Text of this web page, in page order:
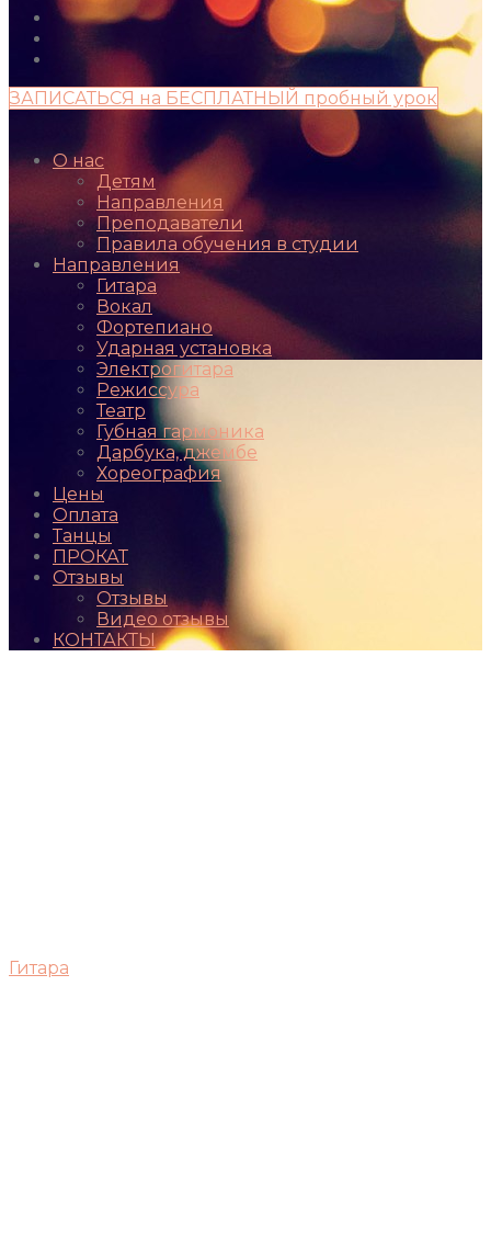
ЗАПИСАТЬСЯ на БЕСПЛАТНЫЙ пробный урок
О нас
Детям
Направления
Преподаватели
Правила обучения в студии
Направления
Гитара
Вокал
Фортепиано
Ударная установка
Электрогитара
Режиссура
Театр
Губная гармоника
Дарбука, джембе
Хореография
Цены
Оплата
Танцы
ПРОКАТ
Отзывы
Отзывы
Видео отзывы
КОНТАКТЫ
Гитара